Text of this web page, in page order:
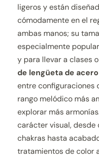
ligeros y están
cómodamente en el
ambas manos; su
especialmente
y para llevar a clases
de lengüeta de acero
entre configuraciones
rango melódico más
explorar más
carácter visual, desde
chakras hasta
tratamientos de color